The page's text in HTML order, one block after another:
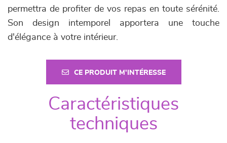
permettra de profiter de vos repas en toute sérénité.
Son design intemporel apportera une touche
d'élégance à votre intérieur.
CE PRODUIT M'INTÉRESSE
Caractéristiques
techniques